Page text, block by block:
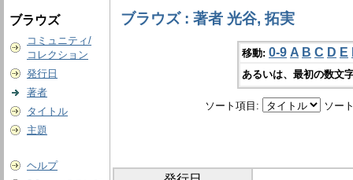
ブラウズ
コミュニティ/
コレクション
発行日
著者
タイトル
主題
ヘルプ
ブラウズ : 著者 光谷, 拓実
移動: 0-9 A B C D E
あるいは、最初の数文
ソート項目: ソー